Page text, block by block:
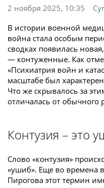
2 ноября 2025, 10:35
В истории военной
война стала особым
сводках появилась
— контуженные. Как
«Психиатрия войн и
масштабе был
Что же скрывалось за
отличалась от обычного
Контузия – это
Слово «контузия»
«ушиб». Еще во времена
Пирогова этот термин